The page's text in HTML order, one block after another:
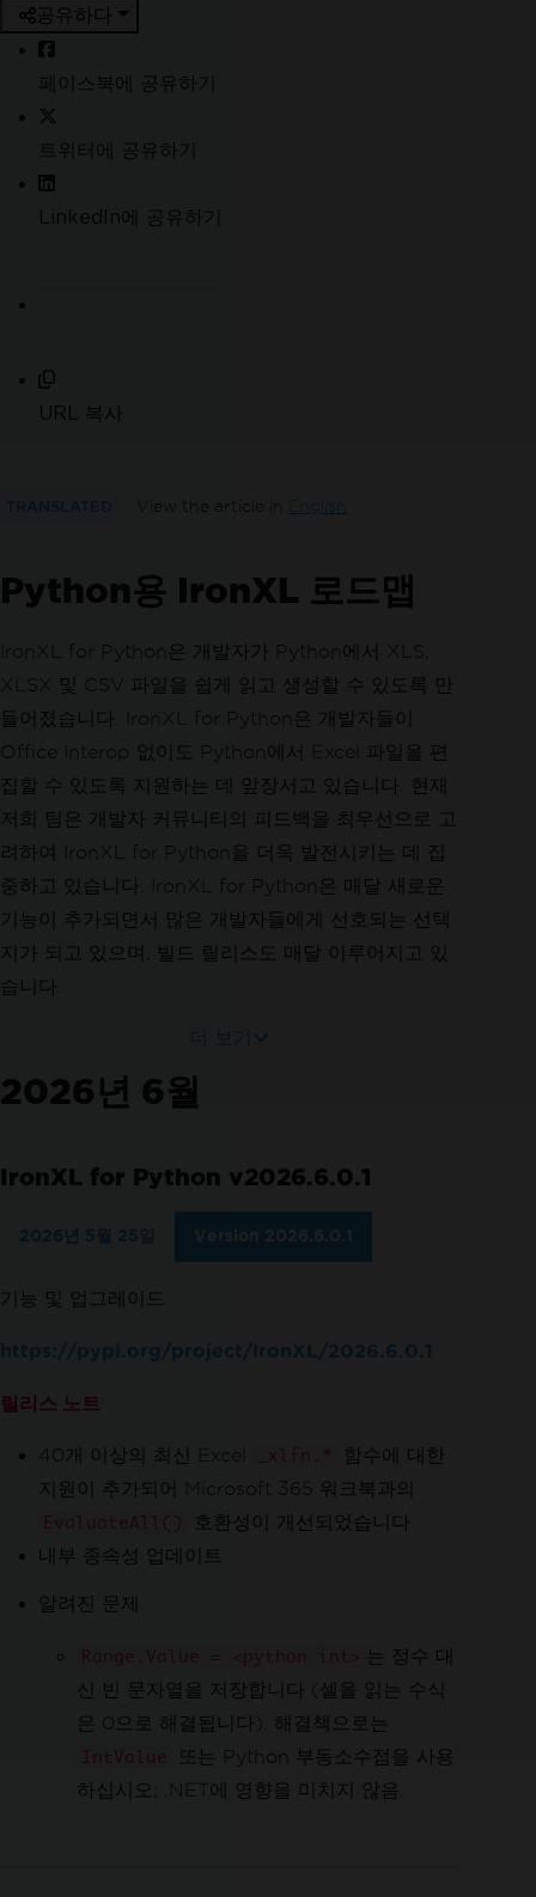
공유하다
페이스북에 공유하기
트위터에 공유하기
LinkedIn에 공유하기
URL 복사
View the article in English
Python용 IronXL 로드맵
IronXL for Python은 개발자가 Python에서 XLS,
XLSX 및 CSV 파일을 쉽게 읽고 생성할 수 있도록 만
들어졌습니다. IronXL for Python은 개발자들이
Office Interop 없이도 Python에서 Excel 파일을 편
집할 수 있도록 지원하는 데 앞장서고 있습니다. 현재
저희 팀은 개발자 커뮤니티의 피드백을 최우선으로 고
려하여 IronXL for Python을 더욱 발전시키는 데 집
중하고 있습니다. IronXL for Python은 매달 새로운
기능이 추가되면서 많은 개발자들에게 선호되는 선택
지가 되고 있으며, 빌드 릴리스도 매달 이루어지고 있
습니다.
더 보기
2026년 6월
IronXL for Python v2026.6.0.1
2026년 5월 25일 Version 2026.6.0.1
기능 및 업그레이드
https://pypi.org/project/IronXL/2026.6.0.1
릴리스 노트
40개 이상의 최신 Excel
함수에 대한
지원이 추가되어 Microsoft 365 워크북과의
호환성이 개선되었습니다
내부 종속성 업데이트
알려진 문제
는 정수 대
신 빈 문자열을 저장합니다 (셀을 읽는 수식
은 0으로 해결됩니다). 해결책으로는
IntValue
또는 Python 부동소수점을 사용
하십시오; .NET에 영향을 미치지 않음.